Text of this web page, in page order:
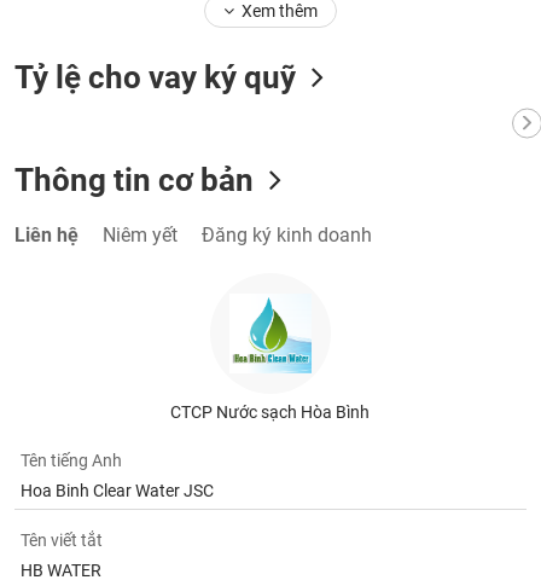
Xem thêm
Tỷ lệ cho vay ký quỹ
Thông tin cơ bản
Liên hệ Niêm yết Đăng ký kinh doanh
CTCP Nước sạch Hòa Bình
Tên tiếng Anh
Hoa Binh Clear Water JSC
Tên viết tắt
HB WATER
ngữ
(-)
Dịch
vụ
tài